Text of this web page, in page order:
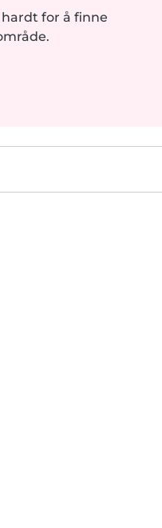
for å finne